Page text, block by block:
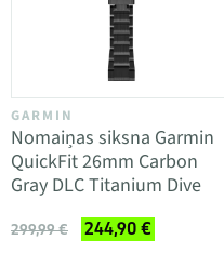
GARMIN
Nomaiņas siksna Garmin
QuickFit 26mm Carbon
Gray DLC Titanium Dive
299,99 € 244,90 €